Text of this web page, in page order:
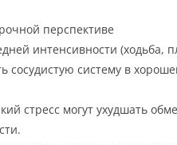
перспективе
интенсивности (ходьба,
систему в
стресс могут ухудшать